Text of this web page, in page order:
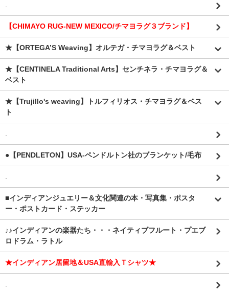
【CHIMAYO RUG-NEW MEXICO/チマヨラグ３ブランド】
★【ORTEGA’S Weaving】オルテガ・チマヨラグ＆ベスト
★【CENTINELA Traditional Arts】センチネラ・チマヨラグ＆
ベスト
★【Trujillo's weaving】トルフィリオス・チマヨラグ＆ベス
ト
●【PENDLETON】USA-ペンドルトン社のブランケット/毛布
■インディアンジュエリー＆文化関連の本・写真集・ポスタ
ー・ポストカード・ステッカー
♪♪インディアンの楽器たち・・・ネイティブフルート・プエブ
ロドラム・ラトル
★インディアン居留地＆USA直輸入Ｔシャツ★